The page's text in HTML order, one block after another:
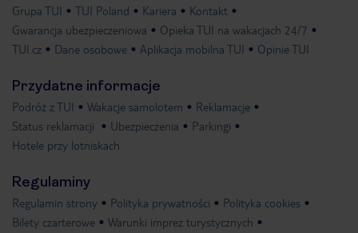
Grupa TUI TUI Poland Kariera
Kontakt
Gwarancja ubezpieczeniowa
Opieka TUI na wakacjach 24/7
TUI.cz
Dane osobowe Aplikacja mobilna TUI Opinie TUI
Przydatne informacje
Podróż z TUI Wakacje samolotem
Reklamacje
Status reklamacji
Ubezpieczenia
Parkingi
Hotele przy lotniskach
Regulaminy
Regulamin strony Polityka prywatności
Polityka cookies
Bilety czarterowe
Warunki imprez turystycznych